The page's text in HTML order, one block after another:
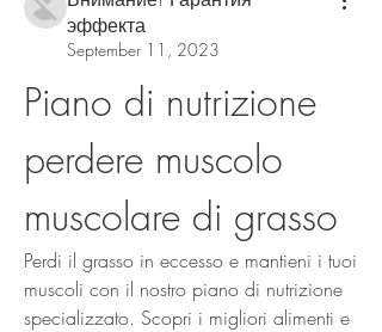
эффекта
September 11, 2023
Piano di nutrizione
perdere muscolo
muscolare di grasso
Perdi il grasso in eccesso e mantieni i tuoi
muscoli con il nostro piano di nutrizione
specializzato. Scopri i migliori alimenti e